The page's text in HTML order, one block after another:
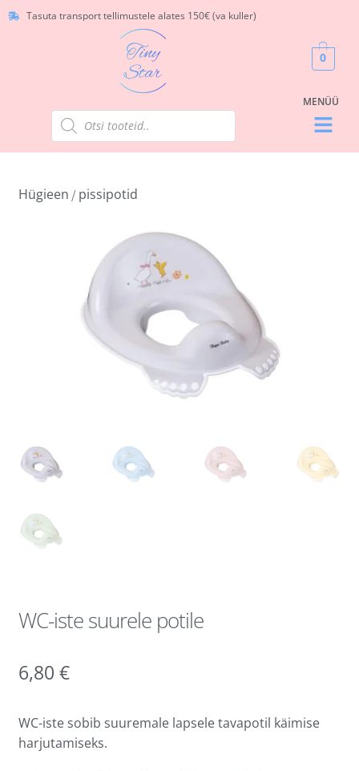
Tasuta transport tellimustele alates 150€ (va kuller)
0
Hügieen / pissipotid
WC-iste suurele potile
6,80 €
WC-iste sobib suuremale lapsele tavapotil käimise
harjutamiseks.